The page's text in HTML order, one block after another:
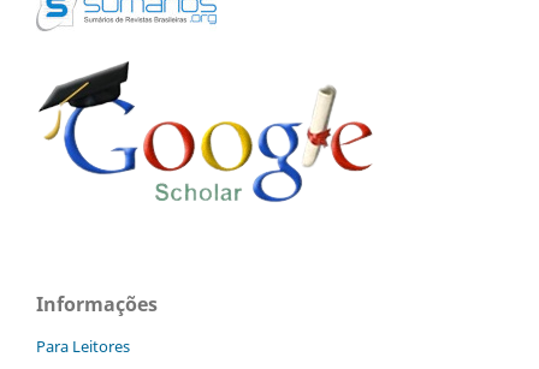
Informações
Para Leitores